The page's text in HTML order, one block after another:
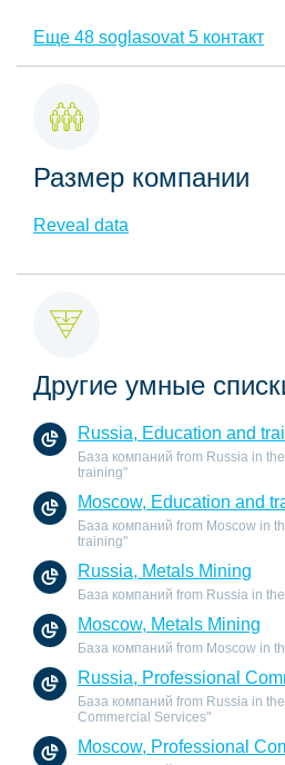
Еще 48 soglasovat 5 контакт
Размер компании
Reveal data
Другие умные
Russia, Education and
База компаний from Russia in
training"
Moscow, Education and
База компаний from Moscow in
training"
Russia, Metals Mining
База компаний from Russia in
Moscow, Metals Mining
База компаний from Moscow in
Russia, Professional
База компаний from Russia in
Commercial Services"
Moscow, Professional